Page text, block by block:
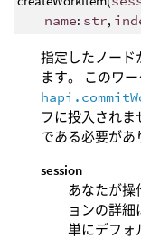
name: str,
指定したノード
ます。 このワー
フに投入され
である必要があ
session
あなたが操
ョンの詳細
単にデフォ